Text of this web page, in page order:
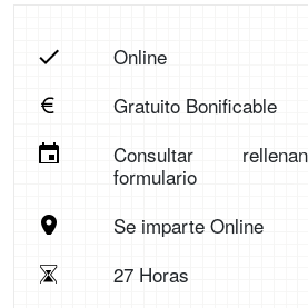
Online
Gratuito Bonificable
Consultar
formulario
Se imparte Online
27 Horas